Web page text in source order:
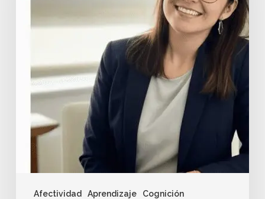
Afectividad Aprendizaje Cognición